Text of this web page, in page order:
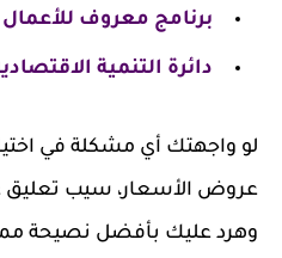
برنامج معروف للأعمال
دائرة التنمية
لو واجهتك أي مشكلة في
عروض الأسعار، سيب
وهرد عليك بأفضل نصيحة